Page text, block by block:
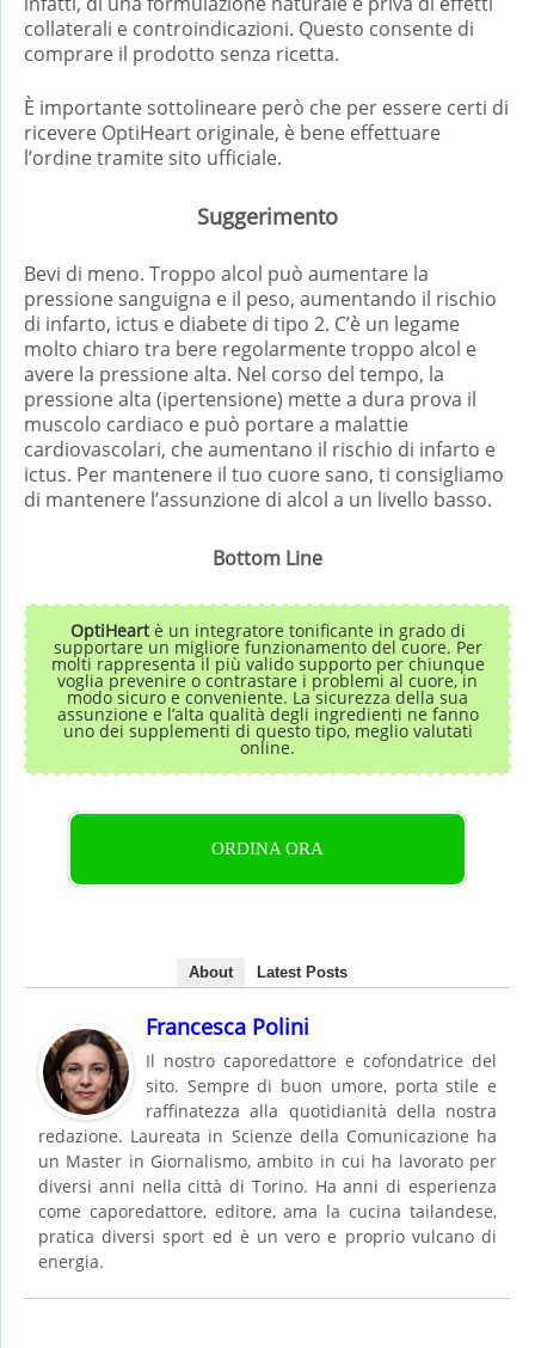
collaterali e controindicazioni. Questo consente di
comprare il prodotto senza ricetta.
È importante sottolineare però che per essere certi di
ricevere OptiHeart originale, è bene effettuare
l’ordine tramite sito ufficiale.
Suggerimento
Bevi di meno. Troppo alcol può aumentare la
pressione sanguigna e il peso, aumentando il rischio
di infarto, ictus e diabete di tipo 2. C’è un legame
molto chiaro tra bere regolarmente troppo alcol e
avere la pressione alta. Nel corso del tempo, la
pressione alta (ipertensione) mette a dura prova il
muscolo cardiaco e può portare a malattie
cardiovascolari, che aumentano il rischio di infarto e
ictus. Per mantenere il tuo cuore sano, ti consigliamo
di mantenere l’assunzione di alcol a un livello basso.
Bottom Line
OptiHeartè un integratore tonificante in grado di
supportare un migliore funzionamento del cuore. Per
molti rappresenta il più valido supporto per chiunque
voglia prevenire o contrastare i problemi al cuore, in
modo sicuro e conveniente. La sicurezza della sua
assunzione e l’alta qualità degli ingredienti ne fanno
uno dei supplementi di questo tipo, meglio valutati
online.
ORDINA ORA
About Latest Posts
Francesca Polini
Il nostro caporedattore e cofondatrice del
sito. Sempre di buon umore, porta stile e
raffinatezza alla quotidianità della nostra
redazione. Laureata in Scienze della Comunicazione ha
un Master in Giornalismo, ambito in cui ha lavorato per
diversi anni nella città di Torino. Ha anni di esperienza
come caporedattore, editore, ama la cucina tailandese,
pratica diversi sport ed è un vero e proprio vulcano di
energia.